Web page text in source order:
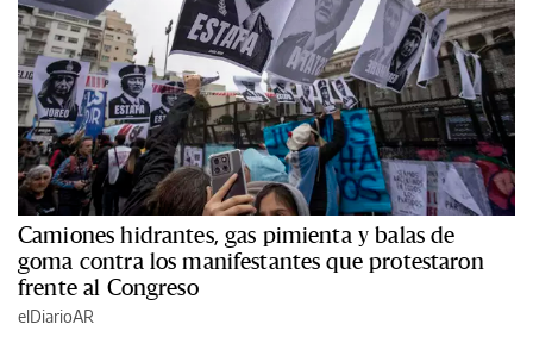
Camiones hidrantes, gas pimienta y balas de
goma contra los manifestantes que protestaron
frente al Congreso
elDiarioAR